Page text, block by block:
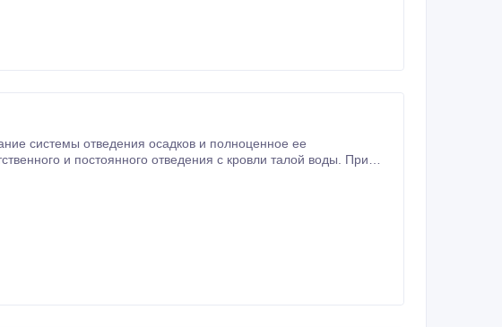
и постоянного отведения с кровли талой воды. При